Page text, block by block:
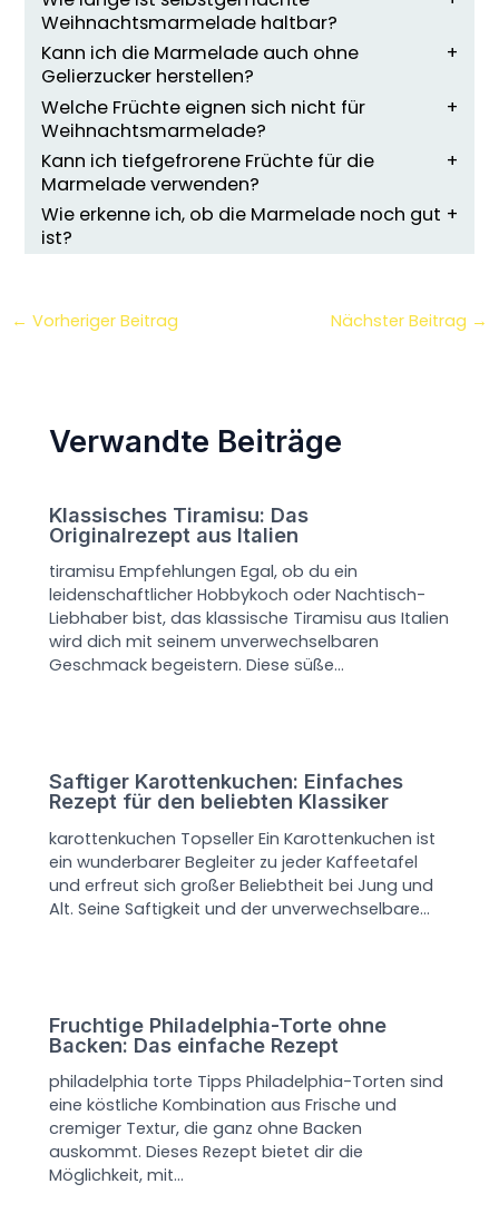
Weihnachtsmarmelade haltbar?
Kann ich die Marmelade auch ohne
Gelierzucker herstellen?
Welche Früchte eignen sich nicht für
Weihnachtsmarmelade?
Kann ich tiefgefrorene Früchte für die
Marmelade verwenden?
Wie erkenne ich, ob die Marmelade noch gut
ist?
← Vorheriger Beitrag Nächster Beitrag →
Verwandte Beiträge
Klassisches Tiramisu: Das
Originalrezept aus Italien
tiramisu Empfehlungen Egal, ob du ein
leidenschaftlicher Hobbykoch oder Nachtisch-
Liebhaber bist, das klassische Tiramisu aus Italien
wird dich mit seinem unverwechselbaren
Geschmack begeistern. Diese süße…
Saftiger Karottenkuchen: Einfaches
Rezept für den beliebten Klassiker
karottenkuchen Topseller Ein Karottenkuchen ist
ein wunderbarer Begleiter zu jeder Kaffeetafel
und erfreut sich großer Beliebtheit bei Jung und
Alt. Seine Saftigkeit und der unverwechselbare…
Fruchtige Philadelphia-Torte ohne
Backen: Das einfache Rezept
philadelphia torte Tipps Philadelphia-Torten sind
eine köstliche Kombination aus Frische und
cremiger Textur, die ganz ohne Backen
auskommt. Dieses Rezept bietet dir die
Möglichkeit, mit…